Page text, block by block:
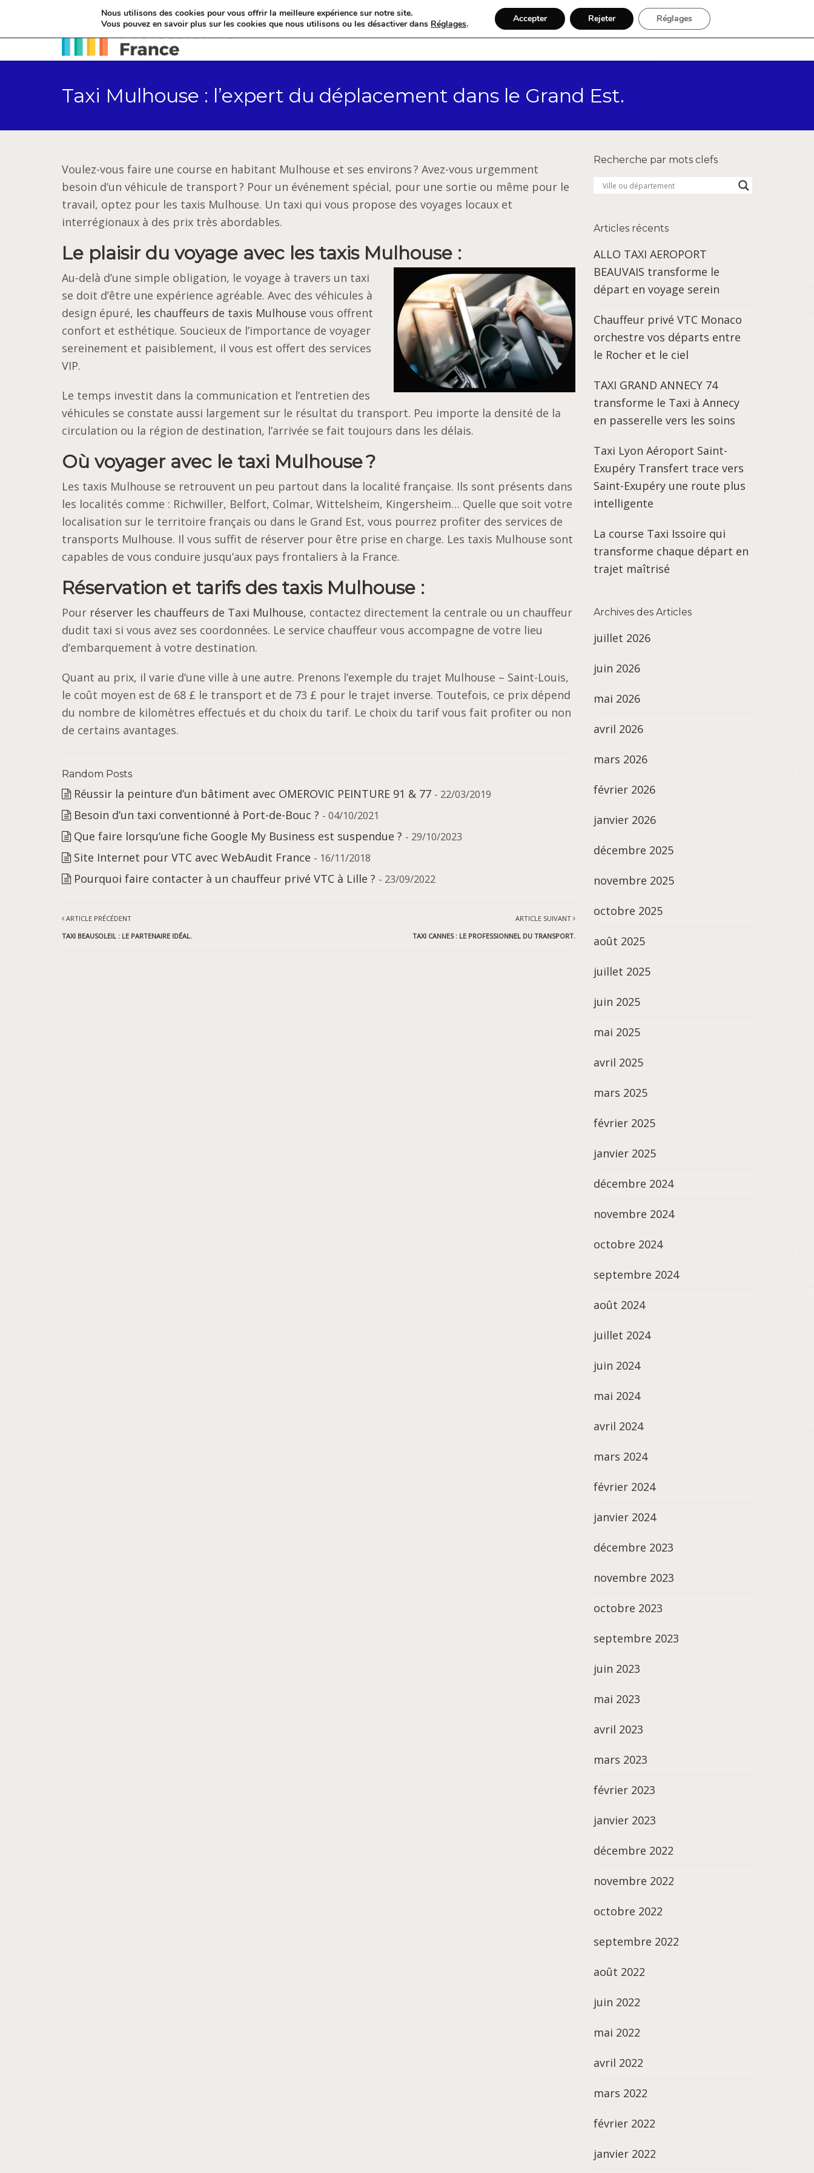
Accueil Catégories Par région Inscription
Taxi Mulhouse : l’expert du déplacement dans le Grand Est.
Voulez-vous faire une course en habitant Mulhouse et ses environs ? Avez-vous urgemment
besoin d’un véhicule de transport ? Pour un événement spécial, pour une sortie ou même pour le
travail, optez pour les taxis Mulhouse. Un taxi qui vous propose des voyages locaux et
interrégionaux à des prix très abordables.
Le plaisir du voyage avec les taxis Mulhouse :
Au-delà d’une simple obligation, le voyage à travers un taxi
se doit d’être une expérience agréable. Avec des véhicules à
design épuré, les chauffeurs de taxis Mulhouse vous offrent
confort et esthétique. Soucieux de l’importance de voyager
sereinement et paisiblement, il vous est offert des services
VIP.
Le temps investit dans la communication et l’entretien des
véhicules se constate aussi largement sur le résultat du transport. Peu importe la densité de la
circulation ou la région de destination, l’arrivée se fait toujours dans les délais.
Où voyager avec le taxi Mulhouse ?
Les taxis Mulhouse se retrouvent un peu partout dans la localité française. Ils sont présents dans
les localités comme : Richwiller, Belfort, Colmar, Wittelsheim, Kingersheim… Quelle que soit votre
localisation sur le territoire français ou dans le Grand Est, vous pourrez profiter des services de
transports Mulhouse. Il vous suffit de réserver pour être prise en charge. Les taxis Mulhouse sont
capables de vous conduire jusqu’aux pays frontaliers à la France.
Réservation et tarifs des taxis Mulhouse :
Pour réserver les chauffeurs de Taxi Mulhouse, contactez directement la centrale ou un chauffeur
dudit taxi si vous avez ses coordonnées. Le service chauffeur vous accompagne de votre lieu
d’embarquement à votre destination.
Quant au prix, il varie d’une ville à une autre. Prenons l’exemple du trajet Mulhouse – Saint-Louis,
le coût moyen est de 68 £ le transport et de 73 £ pour le trajet inverse. Toutefois, ce prix dépend
du nombre de kilomètres effectués et du choix du tarif. Le choix du tarif vous fait profiter ou non
de certains avantages.
Random Posts
Réussir la peinture d’un bâtiment avec OMEROVIC PEINTURE 91 & 77 - 22/03/2019
Besoin d’un taxi conventionné à Port-de-Bouc ? - 04/10/2021
Que faire lorsqu’une fiche Google My Business est suspendue ? - 29/10/2023
Site Internet pour VTC avec WebAudit France - 16/11/2018
Pourquoi faire contacter à un chauffeur privé VTC à Lille ? - 23/09/2022
ARTICLE PRÉCÉDENT
TAXI BEAUSOLEIL : LE PARTENAIRE IDÉAL.
ARTICLE SUIVANT
TAXI CANNES : LE PROFESSIONNEL DU TRANSPORT.
Recherche par mots clefs
Articles récents
ALLO TAXI AEROPORT
BEAUVAIS transforme le
départ en voyage serein
Chauffeur privé VTC Monaco
orchestre vos départs entre
le Rocher et le ciel
TAXI GRAND ANNECY 74
transforme le Taxi à Annecy
en passerelle vers les soins
Taxi Lyon Aéroport Saint-
Exupéry Transfert trace vers
Saint-Exupéry une route plus
intelligente
La course Taxi Issoire qui
transforme chaque départ en
trajet maîtrisé
Archives des Articles
juillet 2026
juin 2026
mai 2026
avril 2026
mars 2026
février 2026
janvier 2026
décembre 2025
novembre 2025
octobre 2025
août 2025
juillet 2025
juin 2025
mai 2025
avril 2025
mars 2025
février 2025
janvier 2025
décembre 2024
novembre 2024
octobre 2024
septembre 2024
août 2024
juillet 2024
juin 2024
mai 2024
avril 2024
mars 2024
février 2024
janvier 2024
décembre 2023
novembre 2023
octobre 2023
septembre 2023
juin 2023
mai 2023
avril 2023
mars 2023
février 2023
janvier 2023
décembre 2022
novembre 2022
octobre 2022
septembre 2022
août 2022
juin 2022
mai 2022
avril 2022
mars 2022
février 2022
janvier 2022
Nous utilisons des cookies pour vous offrir la meilleure expérience sur notre site.
Vous pouvez en savoir plus sur les cookies que nous utilisons ou les désactiver dans Réglages. Accepter Rejeter Réglages